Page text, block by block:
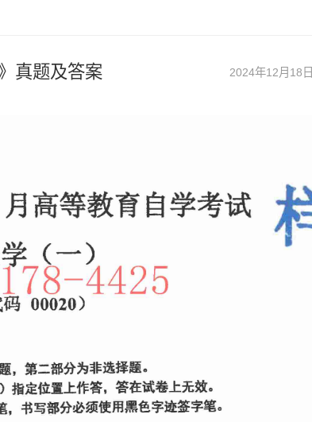
2024年12月18日
真题及答案